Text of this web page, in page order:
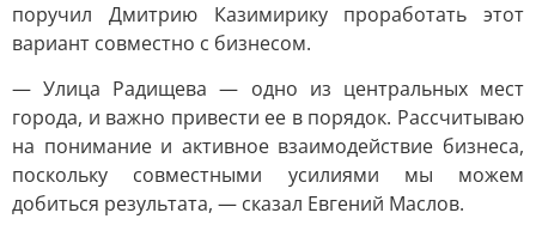
поручил Дмитрию Казимирику проработать этот
вариант совместно с бизнесом.
— Улица Радищева — одно из центральных мест
города, и важно привести ее в порядок. Рассчитываю
на понимание и активное взаимодействие бизнеса,
поскольку совместными усилиями мы можем
добиться результата, — сказал Евгений Маслов.